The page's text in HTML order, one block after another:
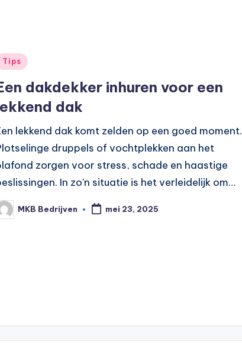
Tips
dakdekker inhuren voor een
dak
lekkend dak komt zelden op een goed moment.
druppels of vochtplekken aan het
zorgen voor stress, schade en haastige
In zo'n situatie is het verleidelijk om…
MKB Bedrijven mei 23, 2025